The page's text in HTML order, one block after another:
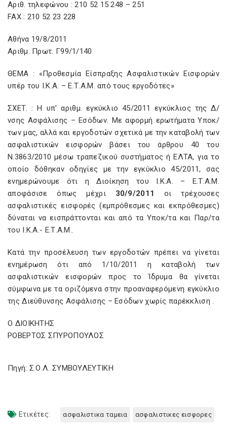
Αριθ. τηλεφώνου : 210 52 15 248 – 251
FAX : 210 52 23 228
Αθήνα 19/8/2011
Αριθμ. Πρωτ. Γ99/1/140
ΘΕΜΑ : «Προθεσμία Είσπραξης Ασφαλιστικών Εισφορών
υπέρ του Ι.Κ.Α. – Ε.Τ.Α.Μ. από τους εργοδότες»
ΣΧΕΤ. : Η υπ’ αριθμ. εγκύκλιο 45/2011 εγκύκλιος της Δ/
νσης Ασφάλισης – Εσόδων. Με αφορμή ερωτήματα Υποκ/
των μας, αλλά και εργοδοτών σχετικά με την καταβολή των
ασφαλιστικών εισφορών βάσει του άρθρου 40 του
Ν.3863/2010 μέσω τραπεζικού συστήματος ή ΕΛΤΑ, για το
οποίο δόθηκαν οδηγίες με την εγκύκλιο 45/2011, σας
ενημερώνουμε ότι η Διοίκηση του Ι.Κ.Α. – Ε.Τ.Α.Μ.
αποφάσισε όπως μέχρι30/9/2011
οι τρέχουσες
ασφαλιστικές εισφορές (εμπρόθεσμες και εκπρόθεσμες)
δύναται να εισπράττονται και από τα Υποκ/τα και Παρ/τα
του Ι.Κ.Α.- Ε.Τ.Α.Μ..
Κατά την προσέλευση των εργοδοτών πρέπει να γίνεται
ενημέρωση ότι από 1/10/2011 η καταβολή των
ασφαλιστικών εισφορών προς το Ίδρυμα θα γίνεται
σύμφωνα με τα οριζόμενα στην προαναφερόμενη εγκύκλιο
της Διεύθυνσης Ασφάλισης – Εσόδων χωρίς παρέκκλιση .
Ο ΔΙΟΙΚΗΤΗΣ
ΡΟΒΕΡΤΟΣ ΣΠΥΡΟΠΟΥΛΟΣ
Πηγή: Σ.Ο.Λ. ΣΥΜΒΟΥΛΕΥΤΙΚΗ
Ετικέτες: ασφαλιστικα ταμεια ασφαλιστικες εισφορες